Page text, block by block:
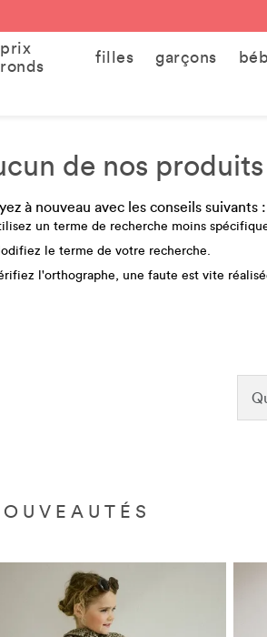
prix
ronds
filles garçons
de nos
à nouveau avec les conseils suivants :
un terme de recherche moins
le terme de votre recherche.
l'orthographe, une faute est vite